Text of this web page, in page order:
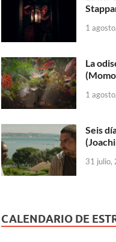
1
La
1
Seis
31 julio,
CALENDARIO DE